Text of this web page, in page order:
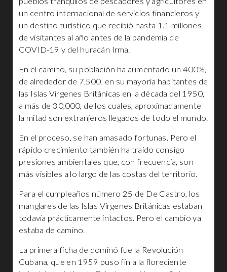
un centro internacional de servicios financieros y
un destino turístico que recibió hasta 1.1 millones
de visitantes al año antes de la pandemia de
COVID-19 y del huracán Irma.
En el camino, su población ha aumentado un 400%,
de alrededor de 7,500, en su mayoría habitantes de
las Islas Vírgenes Británicas en la década del 1950,
a más de 30,000, de los cuales, aproximadamente
la mitad son extranjeros llegados de todo el mundo.
En el proceso, se han amasado fortunas. Pero el
rápido crecimiento también ha traído consigo
presiones ambientales que, con frecuencia, son
más visibles a lo largo de las costas del territorio.
Para el cumpleaños número 25 de De Castro, los
manglares de las Islas Vírgenes Británicas estaban
todavía prácticamente intactos. Pero el cambio ya
estaba de camino.
La primera ficha de dominó fue la Revolución
Cubana, que en 1959 puso fin a la floreciente